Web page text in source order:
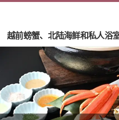
越前螃蟹、北陆海鲜和私人浴